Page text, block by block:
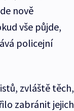
nově
vše půjde,
policejní
zvláště těch,
zabránit jejich